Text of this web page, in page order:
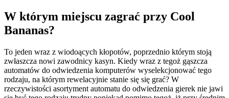
W którym miejscu zagrać przy Cool
Bananas?
To jeden wraz z wiodoących kłopotów, poprzednio którym stoją
zwłaszcza nowi zawodnicy kasyn. Kiedy wraz z tegoż gąszcza
automatów do odwiedzenia komputerów wyselekcjonować tego
rodzaju, na którym rewelacyjnie stanie się się grać? W
rzeczywistości asortyment automatu do odwiedzenia gierek nie jawi